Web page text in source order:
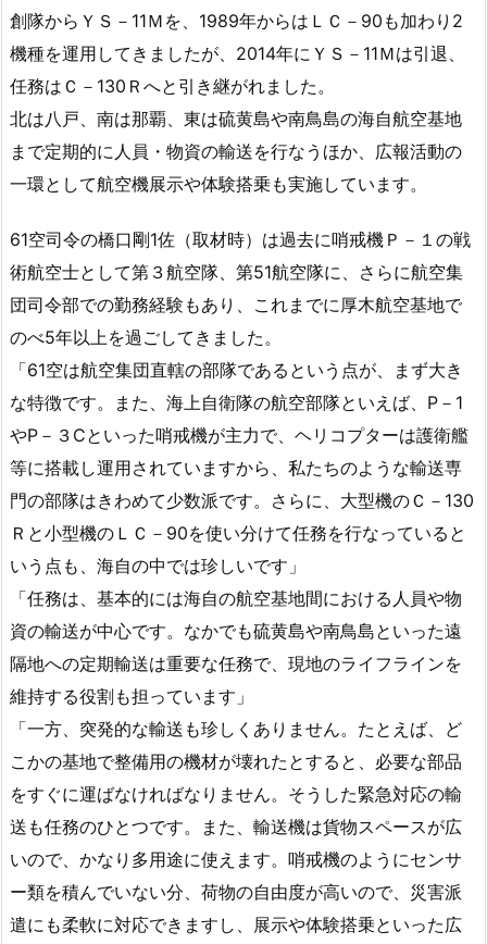
創隊からＹＳ－11Ｍを、1989年からはＬＣ－90も加わり2
機種を運用してきましたが、2014年にＹＳ－11Ｍは引退、
任務はＣ－130Ｒへと引き継がれました。
北は八戸、南は那覇、東は硫黄島や南鳥島の海自航空基地
まで定期的に人員・物資の輸送を行なうほか、広報活動の
一環として航空機展示や体験搭乗も実施しています。
61空司令の橋口剛1佐（取材時）は過去に哨戒機Ｐ－１の戦
術航空士として第３航空隊、第51航空隊に、さらに航空集
団司令部での勤務経験もあり、これまでに厚木航空基地で
のべ5年以上を過ごしてきました。
「61空は航空集団直轄の部隊であるという点が、まず大き
な特徴です。また、海上自衛隊の航空部隊といえば、P－1
やP－３Cといった哨戒機が主力で、ヘリコプターは護衛艦
等に搭載し運用されていますから、私たちのような輸送専
門の部隊はきわめて少数派です。さらに、大型機のＣ－130
Ｒと小型機のＬＣ－90を使い分けて任務を行なっていると
いう点も、海自の中では珍しいです」
「任務は、基本的には海自の航空基地間における人員や物
資の輸送が中心です。なかでも硫黄島や南鳥島といった遠
隔地への定期輸送は重要な任務で、現地のライフラインを
維持する役割も担っています」
「一方、突発的な輸送も珍しくありません。たとえば、ど
こかの基地で整備用の機材が壊れたとすると、必要な部品
をすぐに運ばなければなりません。そうした緊急対応の輸
送も任務のひとつです。また、輸送機は貨物スペースが広
いので、かなり多用途に使えます。哨戒機のようにセンサ
ー類を積んでいない分、荷物の自由度が高いので、災害派
遣にも柔軟に対応できますし、展示や体験搭乗といった広